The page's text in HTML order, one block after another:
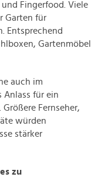
Fingerfood. Viele
Garten für
Entsprechend
Gartenmöbel
auch im
Anlass für ein
Fernseher,
würden
stärker
zu